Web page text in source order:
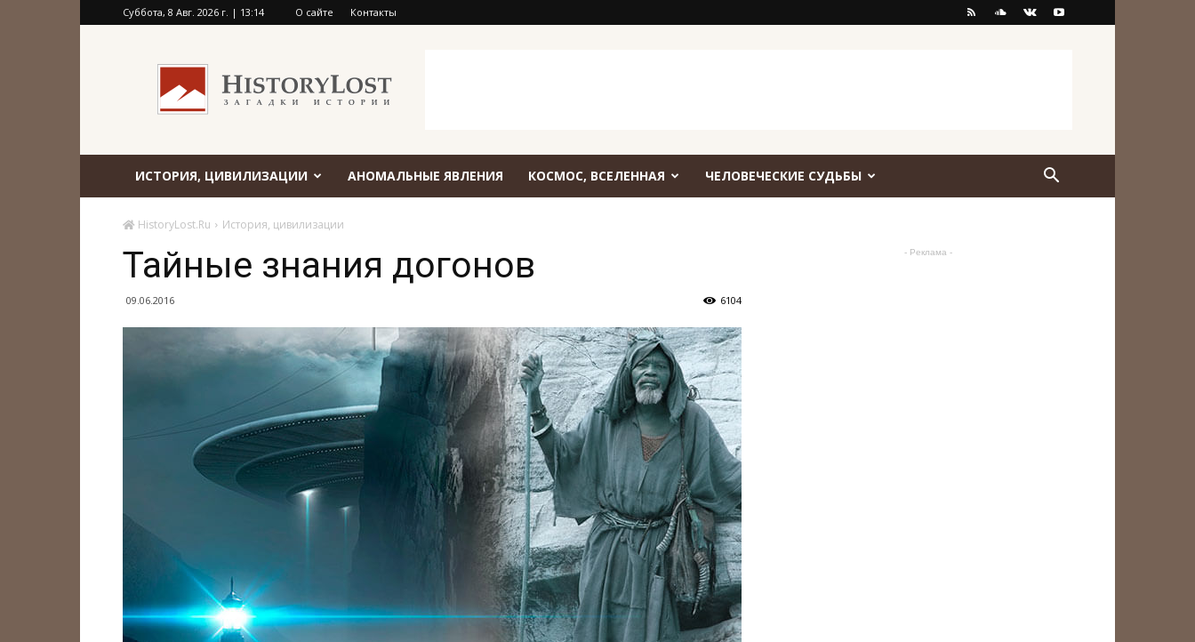
Суббота, 8 Авг. 2026 г. | 13:14 О сайте Контакты
ИСТОРИЯ, ЦИВИЛИЗАЦИИ АНОМАЛЬНЫЕ ЯВЛЕНИЯ КОСМОС, ВСЕЛЕННАЯ ЧЕЛОВЕЧЕСКИЕ СУДЬБЫ
HistoryLost.Ru История, цивилизации
Тайные знания догонов
09.06.2016 6104
- Реклама -